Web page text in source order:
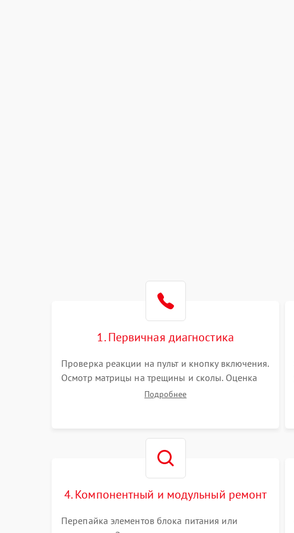
1. Первичная диагностика
Проверка реакции на пульт и кнопку включения.
Осмотр матрицы на трещины и сколы. Оценка
звука, наличия подсветки и индикаторов
Подробнее
4. Компонентный и модульный ремонт
Перепайка элементов блока питания или